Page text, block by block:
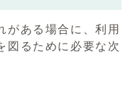
がある場合に、利用
図るために必要な次